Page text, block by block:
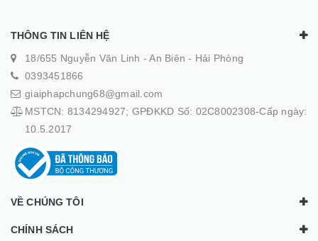
THÔNG TIN LIÊN HỆ
18/655 Nguyễn Văn Linh - An Biên - Hải Phòng
0393451866
giaiphapchung68@gmail.com
MSTCN: 8134294927; GPĐKKD Số: 02C8002308-Cấp ngày:
10.5.2017
VỀ CHÚNG TÔI
CHÍNH SÁCH